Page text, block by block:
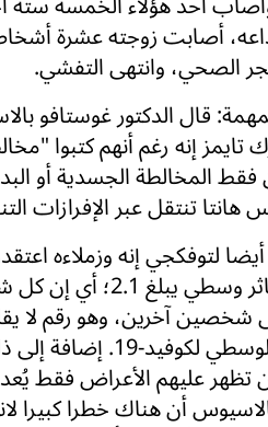
أصابت زوجته عشرة
الصحي، وانتهى التفشي.
قال الدكتور غوستافو
تايمز إنه رغم أنهم كتبوا
المخالطة الجسدية أو
تنتقل عبر الإفرازات
لتوفكجي إنه وزملاءه
سلالة أنديز لديها رقم تكاثر وسطي
آخرين، وهو رقم لا
كثيرا عن معدل التكاثر الوسطي لكوفيد-
تظهر عليهم الأعراض فقط
أن هناك خطرا كبيرا